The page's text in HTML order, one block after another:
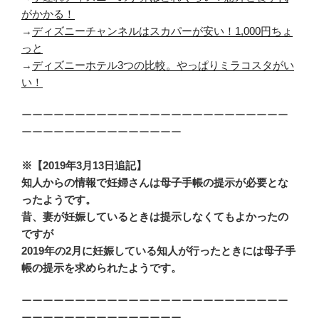
がかかる！
→ ディズニーチャンネルはスカパーが安い！1,000円ちょ
っと
→ ディズニーホテル3つの比較。やっぱりミラコスタがい
い！
ーーーーーーーーーーーーーーーーーーーーーーーーー
ーーーーーーーーーーーーーーー
※【2019年3月13日追記】
知人からの情報で妊婦さんは母子手帳の提示が必要とな
ったようです。
昔、妻が妊娠しているときは提示しなくてもよかったの
ですが
2019年の2月に妊娠している知人が行ったときには母子手
帳の提示を求められたようです。
ーーーーーーーーーーーーーーーーーーーーーーーーー
ーーーーーーーーーーーーーーー